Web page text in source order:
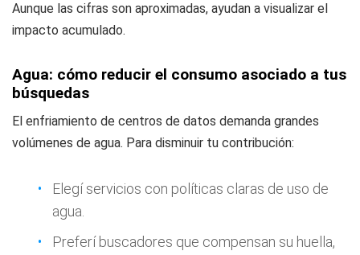
Aunque las cifras son aproximadas, ayudan a visualizar el
impacto acumulado.
Agua: cómo reducir el consumo asociado a tus
búsquedas
El enfriamiento de centros de datos demanda grandes
volúmenes de agua. Para disminuir tu contribución:
Elegí servicios con políticas claras de uso de
agua.
Preferí buscadores que compensan su huella,